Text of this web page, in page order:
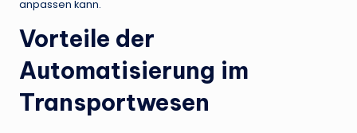
anpassen kann.
Vorteile der
Automatisierung im
Transportwesen